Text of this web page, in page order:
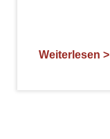
Weiterlesen >